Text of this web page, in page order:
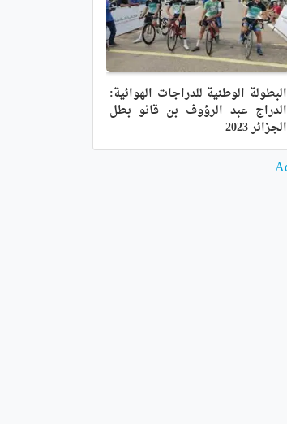
البطولة الوطنية للدراجات الهوائية:
الدراج عبد الرؤوف بن قانو بطل
الجزائر 2023